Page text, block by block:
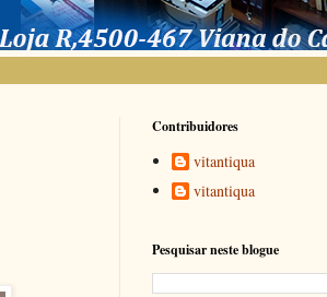
Contribuidores
vitantiqua
vitantiqua
Pesquisar neste blogue